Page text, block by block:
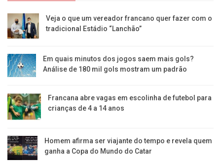
Veja o que um vereador francano quer fazer com o
tradicional Estádio “Lanchão”
Em quais minutos dos jogos saem mais gols?
Análise de 180 mil gols mostram um padrão
Francana abre vagas em escolinha de futebol para
crianças de 4 a 14 anos
Homem afirma ser viajante do tempo e revela quem
ganha a Copa do Mundo do Catar